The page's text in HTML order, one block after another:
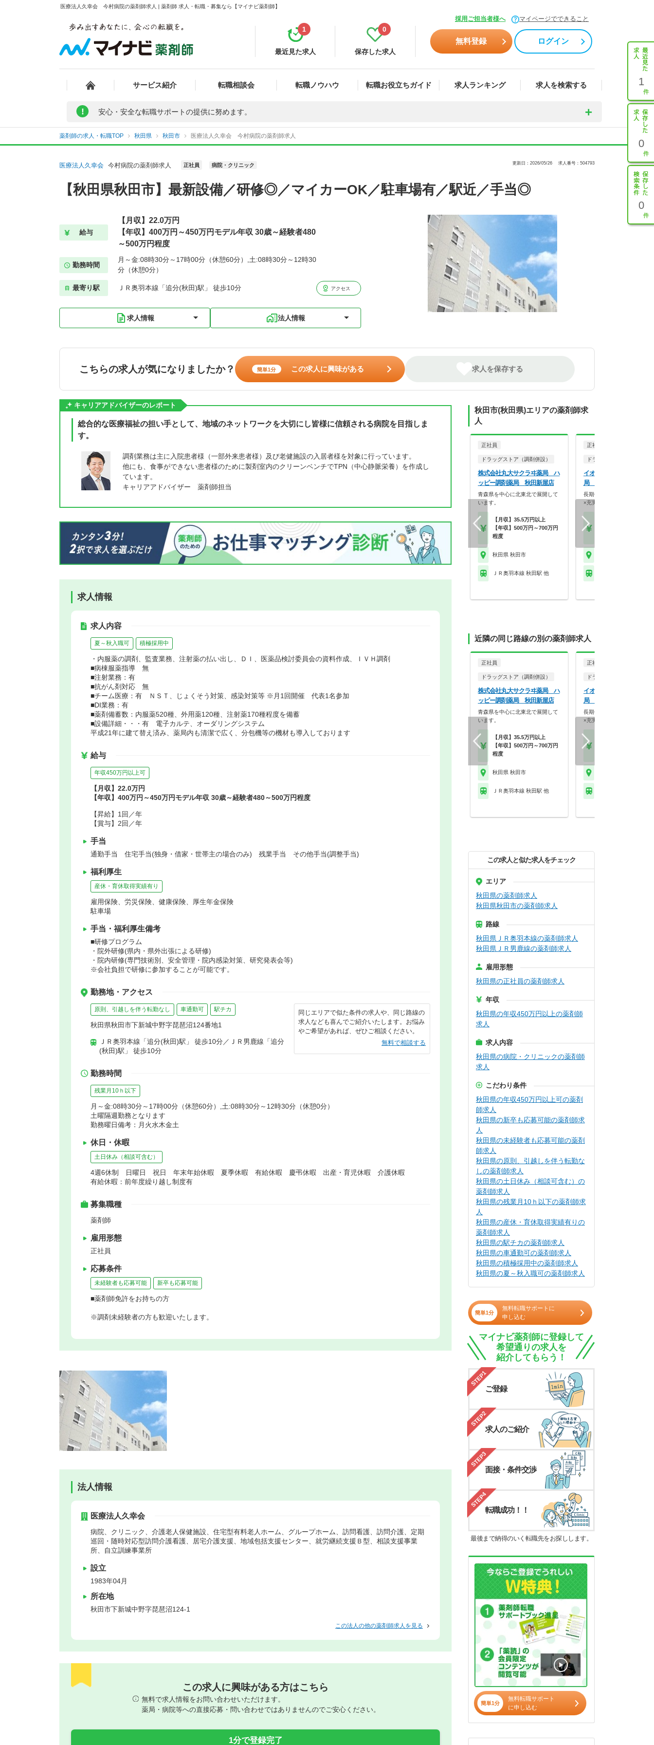
医療法人久幸会 今村病院の薬剤師求人 | 薬剤師 求人・転職・募集なら【マイナビ薬剤師】
採用ご担当者様へ マイページでできること
最近見た求人
1
保存した求人
0
無料登録 ログイン
サービス紹介 転職相談会 転職ノウハウ 転職お役立ちガイド 求人ランキング 求人を検索する 1
0
0
! 安心・安全な転職サポートの提供に努めます。
薬剤師の求人・転職TOP 秋田県 秋田市 医療法人久幸会 今村病院の薬剤師求人
医療法人久幸会 今村病院の薬剤師求人 正社員 病院・クリニック 更新日：2026/05/26 求人番号：504793
【秋田県秋田市】最新設備／研修◎／マイカーOK／駐車場有／駅近／手当◎
給与
【月収】22.0万円
【年収】400万円～450万円モデル年収 30歳～経験者480
～500万円程度
勤務時間
月～金:08時30分～17時00分（休憩60分）,土:08時30分～12時30
分（休憩0分）
最寄り駅 ＪＲ奥羽本線「追分(秋田)駅」 徒歩10分 アクセス
求人情報 法人情報
こちらの求人が気になりましたか？ 簡単1分 この求人に興味がある 求人を保存する
キャリアアドバイザーのレポート
総合的な医療福祉の担い手として、地域のネットワークを大切にし皆様に信頼される病院を目指しま
す。
調剤業務は主に入院患者様（一部外来患者様）及び老健施設の入居者様を対象に行っています。
他にも、食事ができない患者様のために製剤室内のクリーンベンチでTPN（中心静脈栄養）を作成し
ています。
キャリアアドバイザー 薬剤師担当
求人情報
求人内容
夏～秋入職可 積極採用中
・内服薬の調剤、監査業務、注射薬の払い出し、ＤＩ、医薬品検討委員会の資料作成、ＩＶＨ調剤
■病棟服薬指導 無
■注射業務：有
■抗がん剤対応 無
■チーム医療：有 ＮＳＴ、じょくそう対策、感染対策等 ※月1回開催 代表1名参加
■DI業務：有
■薬剤備蓄数：内服薬520種、外用薬120種、注射薬170種程度を備蓄
■設備詳細・・・有 電子カルテ、オーダリングシステム
平成21年に建て替え済み、薬局内も清潔で広く、分包機等の機材も導入しております
給与
年収450万円以上可
【月収】22.0万円
【年収】400万円～450万円モデル年収 30歳～経験者480～500万円程度
【昇給】1回／年
【賞与】2回／年
手当
通勤手当 住宅手当(独身・借家・世帯主の場合のみ) 残業手当 その他手当(調整手当)
福利厚生
産休・育休取得実績有り
雇用保険、労災保険、健康保険、厚生年金保険
駐車場
手当・福利厚生備考
■研修プログラム
・院外研修(県内・県外出張による研修)
・院内研修(専門技術別、安全管理・院内感染対策、研究発表会等)
※会社負担で研修に参加することが可能です。
勤務地・アクセス
原則、引越しを伴う転勤なし 車通勤可 駅チカ
秋田県秋田市下新城中野字琵琶沼124番地1
ＪＲ奥羽本線「追分(秋田)駅」 徒歩10分／ＪＲ男鹿線「追分
(秋田)駅」 徒歩10分
同じエリアで似た条件の求人や、同じ路線の
求人なども喜んでご紹介いたします。お悩み
やご希望があれば、ぜひご相談ください。
無料で相談する
勤務時間
残業月10ｈ以下
月～金:08時30分～17時00分（休憩60分）,土:08時30分～12時30分（休憩0分）
土曜隔週勤務となります
勤務曜日備考：月火水木金土
休日・休暇
土日休み（相談可含む）
4週6休制 日曜日 祝日 年末年始休暇 夏季休暇 有給休暇 慶弔休暇 出産・育児休暇 介護休暇
有給休暇：前年度繰り越し制度有
募集職種
薬剤師
雇用形態
正社員
応募条件
未経験者も応募可能 新卒も応募可能
■薬剤師免許をお持ちの方
※調剤未経験者の方も歓迎いたします。
法人情報
医療法人久幸会
病院、クリニック、介護老人保健施設、住宅型有料老人ホーム、グループホーム、訪問看護、訪問介護、定期
巡回・随時対応型訪問介護看護、居宅介護支援、地域包括支援センター、就労継続支援Ｂ型、相談支援事業
所、自立訓練事業所
設立
1983年04月
所在地
秋田市下新城中野字琵琶沼124-1
この法人の他の薬剤師求人を見る
この求人に興味がある方はこちら
無料で求人情報をお問い合わせいただけます。
薬局・病院等への直接応募・問い合わせではありませんのでご安心ください。
1分で登録完了
秋田市(秋田県)エリアの薬剤師求
人
正社員
ドラッグストア（調剤併設）
株式会社丸大サクラヰ薬局 ハ
ッピー調剤薬局 秋田新屋店
青森県を中心に北東北で展開して
います。
【月収】35.5万円以上
【年収】500万円～700万円
程度
秋田県 秋田市
ＪＲ奥羽本線 秋田駅 他
正社員
ドラッグストア（調剤併設
イオン東北株式会社 イ
局 御所野店
長期休日20取得可能日！買
×充実福利厚生の地…
近隣の同じ路線の別の薬剤師求人
正社員
ドラッグストア（調剤併設）
株式会社丸大サクラヰ薬局 ハ
ッピー調剤薬局 秋田新屋店
青森県を中心に北東北で展開して
います。
【月収】35.5万円以上
【年収】500万円～700万円
程度
秋田県 秋田市
ＪＲ奥羽本線 秋田駅 他
正社員
ドラッグストア（調剤併設
イオン東北株式会社 イ
局 御所野店
長期休日20取得可能日！買
×充実福利厚生の地…
この求人と似た求人をチェック
エリア
秋田県の薬剤師求人
秋田県秋田市の薬剤師求人
路線
秋田県ＪＲ奥羽本線の薬剤師求人
秋田県ＪＲ男鹿線の薬剤師求人
雇用形態
秋田県の正社員の薬剤師求人
年収
秋田県の年収450万円以上の薬剤師
求人
求人内容
秋田県の病院・クリニックの薬剤師
求人
こだわり条件
秋田県の年収450万円以上可の薬剤
師求人
秋田県の新卒も応募可能の薬剤師求
人
秋田県の未経験者も応募可能の薬剤
師求人
秋田県の原則、引越しを伴う転勤な
しの薬剤師求人
秋田県の土日休み（相談可含む）の
薬剤師求人
秋田県の残業月10ｈ以下の薬剤師求
人
秋田県の産休・育休取得実績有りの
薬剤師求人
秋田県の駅チカの薬剤師求人
秋田県の車通勤可の薬剤師求人
秋田県の積極採用中の薬剤師求人
秋田県の夏～秋入職可の薬剤師求人
簡単1分
無料転職サポートに
申し込む
マイナビ薬剤師に登録して
希望通りの求人を
紹介してもらう！
STEP1
ご登録
STEP2
求人のご紹介
STEP3
面接・条件交渉
STEP4
転職成功！！
最後まで納得のいく転職先をお探しします。
簡単1分
無料転職サポート
に申し込む